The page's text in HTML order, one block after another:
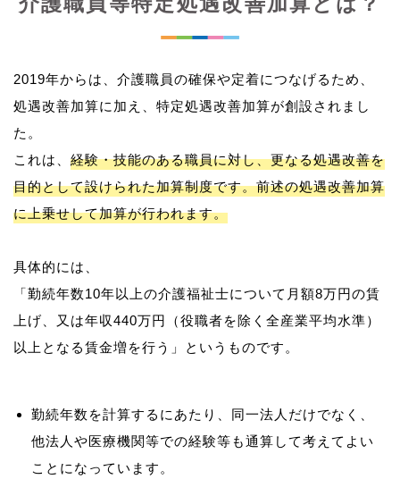
2019年からは、介護職員の確保や定着につなげるため、
処遇改善加算に加え、特定処遇改善加算が創設されまし
た。
これは、 経験・技能のある職員に対し、更なる処遇改善を
目的として設けられた加算制度です。前述の処遇改善加算
に上乗せして加算が行われます。
具体的には、
「勤続年数10年以上の介護福祉士について月額8万円の賃
上げ、又は年収440万円（役職者を除く全産業平均水準）
勤続年数を計算するにあたり、同一法人だけでなく、
他法人や医療機関等での経験等も通算して考えてよい
ことになっています。